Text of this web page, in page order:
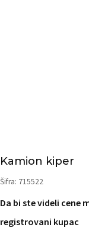
Kamion kiper
Šifra: 715522
Da bi ste videli cene
registrovani kupac